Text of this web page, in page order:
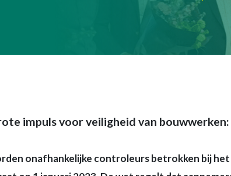
impuls voor veiligheid van
onafhankelijke controleurs betrokken bij